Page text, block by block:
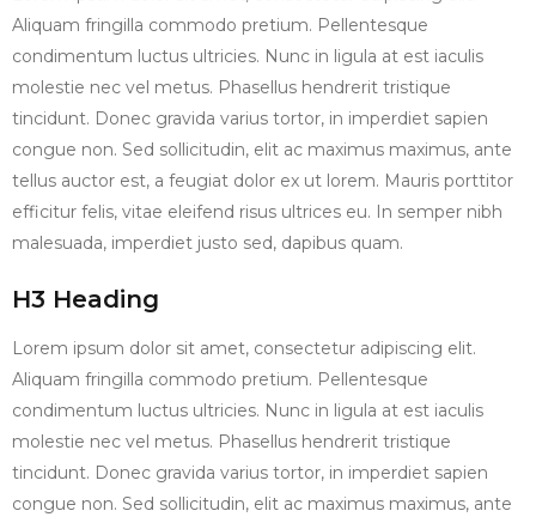
Aliquam fringilla commodo pretium. Pellentesque
condimentum luctus ultricies. Nunc in ligula at est iaculis
molestie nec vel metus. Phasellus hendrerit tristique
tincidunt. Donec gravida varius tortor, in imperdiet sapien
congue non. Sed sollicitudin, elit ac maximus maximus, ante
tellus auctor est, a feugiat dolor ex ut lorem. Mauris porttitor
efficitur felis, vitae eleifend risus ultrices eu. In semper nibh
malesuada, imperdiet justo sed, dapibus quam.
H3 Heading
Lorem ipsum dolor sit amet, consectetur adipiscing elit.
Aliquam fringilla commodo pretium. Pellentesque
condimentum luctus ultricies. Nunc in ligula at est iaculis
molestie nec vel metus. Phasellus hendrerit tristique
tincidunt. Donec gravida varius tortor, in imperdiet sapien
congue non. Sed sollicitudin, elit ac maximus maximus, ante